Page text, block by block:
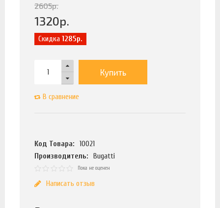
2605р.
1320р.
Скидка 1285р.
Купить
В сравнение
Код Товара:
10021
Производитель:
Bugatti
Пока не оценен
Написать отзыв